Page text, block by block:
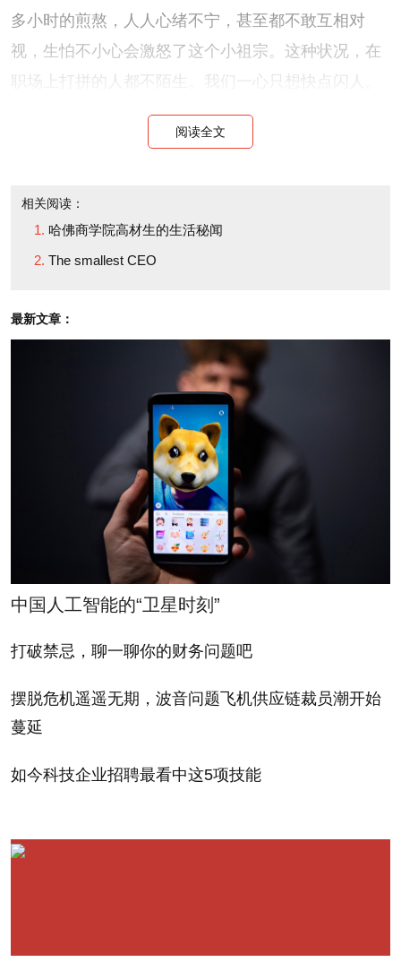
多小时的煎熬，人人心绪不宁，甚至都不敢互相对
视，生怕不小心会激怒了这个小祖宗。这种状况，在
职场上打拼的人都不陌生。我们一心只想快点闪人。
这个小祖宗还在咿咿呀呀的说话，不断提出根本没人
能听懂的要求，她的声音一直在机舱内盘旋，我们这
们同她都是平等的，但没人去制止她，她简直是为所
欲为。
胜利，但事与愿违。今天，我一直在琢磨那些必须整
天伺候她的人日子该有多难熬。她的气场实在强大，
沃顿商学院（Wharton）就应该教学生培养这种气
场。不过再仔细一想，他们可能已经这么干了。
译者：熊静
阅读全文
相关阅读：
哈佛商学院高材生的生活秘闻
The smallest CEO
最新文章：
中国人工智能的“卫星时刻”
打破禁忌，聊一聊你的财务问题吧
摆脱危机遥遥无期，波音问题飞机供应链裁员潮开始
蔓延
如今科技企业招聘最看中这5项技能